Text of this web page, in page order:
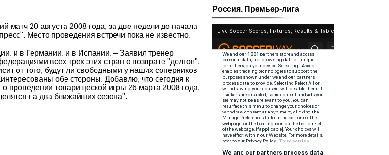
20 августа 2008 года, за две недели до начала
Место проведения встречи пока не известно.
и в Германии, и в Испании. – Заявил тренер
всех трех этих стран о возврате "долгов",
от того, будут ли свободными у наших соперников
обе стороны. Добавлю, что сегодня к
проведении товарищеской игры 26 марта 2008 года.
на два ближайших сезона".
Россия. Премьер-лига